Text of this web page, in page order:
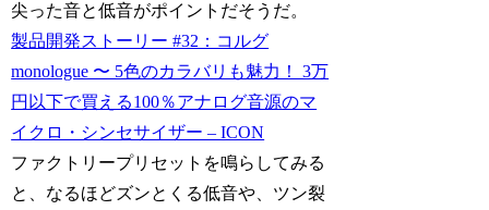
尖った音と低音がポイントだそうだ。
製品開発ストーリー #32：コルグ
monologue 〜 5色のカラバリも魅力！ 3万
円以下で買える100％アナログ音源のマ
イクロ・シンセサイザー – ICON
ファクトリープリセットを鳴らしてみる
と、なるほどズンとくる低音や、ツン裂